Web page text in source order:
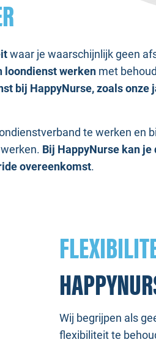
waar je waarschijnlijk geen
loondienst werken met
bij HappyNurse, zoals onze
te werken en
Bij HappyNurse kan
overeenkomst.
Wij begrijpen als
flexibiliteit te